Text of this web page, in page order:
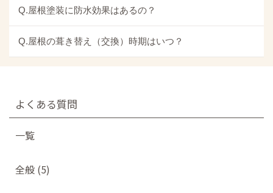
Q.屋根塗装に防水効果はあるの？
Q.屋根の葺き替え（交換）時期はいつ？
よくある質問
一覧
全般 (5)